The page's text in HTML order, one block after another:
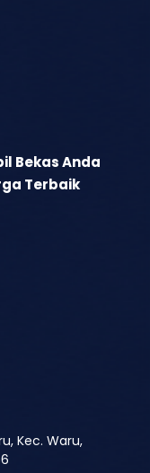
Bekas Anda
Terbaik
Kec. Waru,